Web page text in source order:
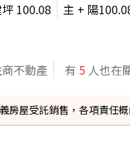
100.08 主 + 陽
不動產 有 5 人也在
房屋受託銷售，各項責任